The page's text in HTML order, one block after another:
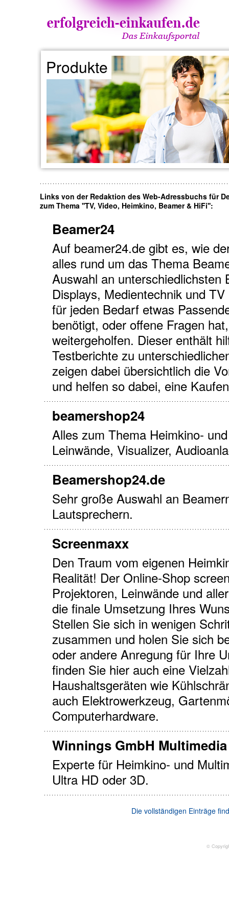
Produkte
Links von der Redaktion des Web-Adressbuchs für
zum Thema ''TV, Video, Heimkino, Beamer & HiFi'':
Beamer24
Auf beamer24.de gibt es, wie
alles rund um das Thema
Auswahl an unterschiedlichsten
Displays, Medientechnik und
für jeden Bedarf etwas
benötigt, oder offene Fragen
weitergeholfen. Dieser enthält
Testberichte zu
zeigen dabei übersichtlich die
und helfen so dabei, eine
beamershop24
Alles zum Thema Heimkino-
Leinwände, Visualizer,
Beamershop24.de
Sehr große Auswahl an
Lautsprechern.
Screenmaxx
Den Traum vom eigenen
Realität! Der Online-Shop
Projektoren, Leinwände und
die finale Umsetzung Ihres
Stellen Sie sich in wenigen
zusammen und holen Sie sich
oder andere Anregung für Ihre
finden Sie hier auch eine
Haushaltsgeräten wie
auch Elektrowerkzeug,
Computerhardware.
Winnings GmbH
Experte für Heimkino- und
Ultra HD oder 3D.
Die vollständigen Einträge
©